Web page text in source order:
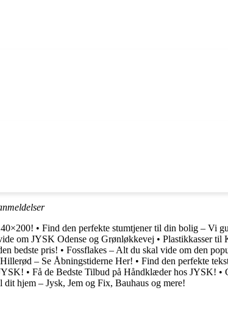
• Find den perfekte stumtjener til din bolig – Vi
om JYSK Odense og Grønløkkevej • Plastikkasser til
bedste pris! • Fossflakes – Alt du skal vide om den
– Se Åbningstiderne Her! • Find den perfekte
• Få de Bedste Tilbud på Håndklæder hos JYSK! •
hjem – Jysk, Jem og Fix, Bauhaus og mere!